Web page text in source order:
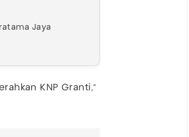
Jaya
KNP Granti,"